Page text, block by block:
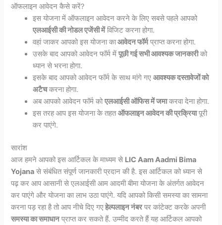
ऑफलाइन आवेदन कैसे करें?
इस योजना में ऑफलाइन आवेदन करने के लिए सबसे पहले आपको
एलआईसी की नोडल एजेंसी मेंविजिट करना होगा.
वहां जाकर आपको इस योजना काआवेदन फॉर्मप्राप्त करना होगा.
उसके बाद आपको आवेदन फॉर्म मेंपूछी गई सभी आवश्यक जानकारीको
ध्यान से भरना होगा.
इसके बाद आपको आवेदन फॉर्म के साथ मांगे गएआवश्यक दस्तावेजों को
अटैचकरना होगा.
अब आपको आवेदन फॉर्म कोएलआईसी ऑफिस में जमाकरवा देना होगा.
इस तरह आप इस योजना के तहतऑफलाइन आवेदन की प्रक्रियापूरी
कर पाएंगे.
सारांश
आज हमने आपको इस आर्टिकल के माध्यम से LIC Aam Aadmi Bima
Yojana से संबंधित संपूर्ण जानकारी प्रदान की है. इस आर्टिकल को ध्यान से
पढ़ कर आप आसानी से एलआईसी आम आदमी बीमा योजना के अंतर्गत आवेदन
कर पाएंगे और योजना का लाभ उठा पाएंगे. यदि आपको किसी समस्या का सामना
करना पड़ रहा है तो आप नीचे दिए गएहेल्पलाइन नंबरपर कांटेक्ट करके अपनी
समस्या का समाधानप्राप्त कर सकते हैं. उम्मीद करते हैं यह आर्टिकल आपको